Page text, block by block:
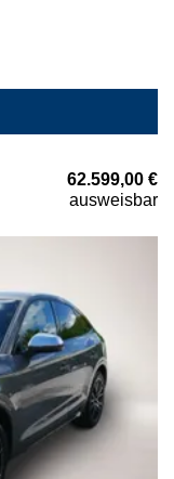
62.599,00 €
ausweisbar